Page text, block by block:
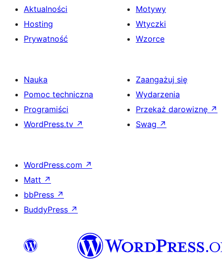
Aktualności
Hosting
Prywatność
Motywy
Wtyczki
Wzorce
Nauka
Pomoc techniczna
Programiści
WordPress.tv ↗
Zaangażuj się
Wydarzenia
Przekaż darowiznę ↗
Swag ↗
WordPress.com ↗
Matt ↗
bbPress ↗
BuddyPress ↗